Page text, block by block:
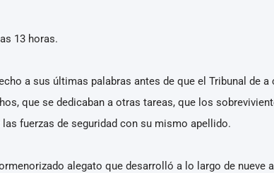
13 horas.
a sus últimas palabras antes de que el Tribunal de a
que se dedicaban a otras tareas, que los
fuerzas de seguridad con su mismo apellido.
alegato que desarrolló a lo largo de nueve